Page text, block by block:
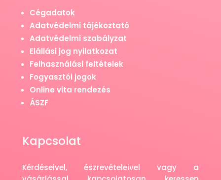
Cégadatok
Adatvédelmi tájékoztató
Adatvédelmi szabályzat
Elállási jog nyilatkozat
Felhasználási feltételek
Fogyasztói jogok
Online vita rendezés
ÁSZF
Kapcsolat
Kérdéseivel, észrevételeivel vagy a